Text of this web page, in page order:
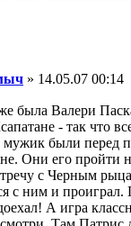
» 14.05.07 00:14
была Валери
- так что
мужик были перед
Они его пройти
с Черным
с ним и проиграл.
А игра